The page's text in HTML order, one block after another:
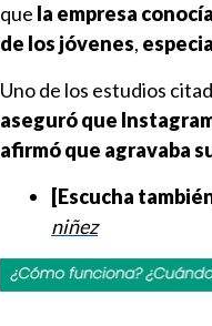
que la empresa
de los jóvenes,
Uno de los estudios
aseguró que
afirmó que agravaba
[Escucha
niñez